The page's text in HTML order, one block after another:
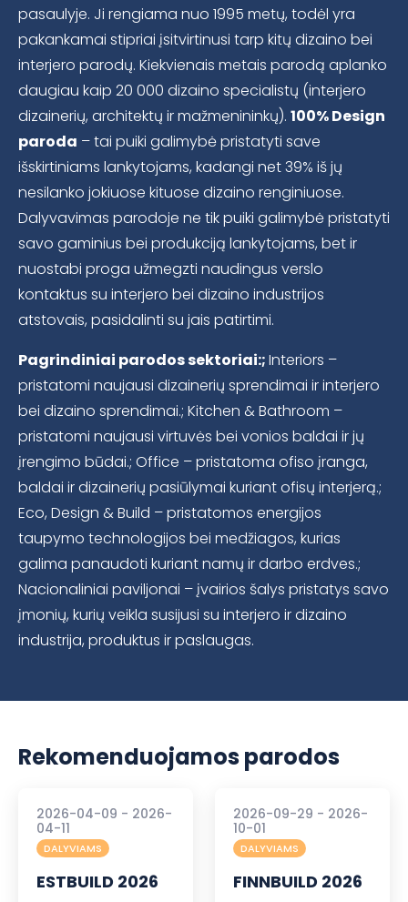
pasaulyje. Ji rengiama nuo 1995 metų, todėl yra
pakankamai stipriai įsitvirtinusi tarp kitų dizaino bei
interjero parodų. Kiekvienais metais parodą aplanko
daugiau kaip 20 000 dizaino specialistų (interjero
dizainerių, architektų ir mažmenininkų). 100% Design
paroda – tai puiki galimybė pristatyti save
išskirtiniams lankytojams, kadangi net 39% iš jų
nesilanko jokiuose kituose dizaino renginiuose.
Dalyvavimas parodoje ne tik puiki galimybė pristatyti
savo gaminius bei produkciją lankytojams, bet ir
nuostabi proga užmegzti naudingus verslo
kontaktus su interjero bei dizaino industrijos
atstovais, pasidalinti su jais patirtimi.
Pagrindiniai parodos sektoriai:;Interiors –
pristatomi naujausi dizainerių sprendimai ir interjero
bei dizaino sprendimai.; Kitchen & Bathroom –
pristatomi naujausi virtuvės bei vonios baldai ir jų
įrengimo būdai.; Office – pristatoma ofiso įranga,
baldai ir dizainerių pasiūlymai kuriant ofisų interjerą.;
Eco, Design & Build – pristatomos energijos
taupymo technologijos bei medžiagos, kurias
galima panaudoti kuriant namų ir darbo erdves.;
Nacionaliniai paviljonai – įvairios šalys pristatys savo
įmonių, kurių veikla susijusi su interjero ir dizaino
industrija, produktus ir paslaugas.
Rekomenduojamos parodos
2026-04-09 - 2026-
04-11
DALYVIAMS
ESTBUILD 2026
2026-09-29 - 2026-
10-01
DALYVIAMS
FINNBUILD 2026